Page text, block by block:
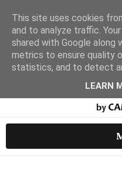
This site uses cookies
and to analyze traffic.
shared with Google along
metrics to ensure quality
statistics, and to detect
LEARN